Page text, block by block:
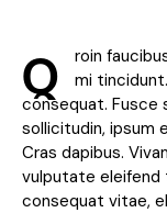
Q
roin
mi
consequat. Fusce
sollicitudin, ipsum
Cras dapibus.
vulputate eleifend
consequat vitae,